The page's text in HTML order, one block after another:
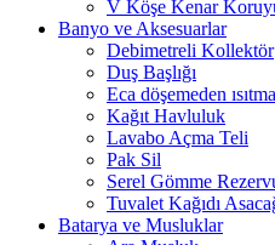
V Köşe Kenar
Banyo ve Aksesuarlar
Debimetreli Kollektör
Duş Başlığı
Eca döşemeden
Kağıt Havluluk
Lavabo Açma Teli
Pak Sil
Serel Gömme
Tuvalet Kağıdı
Batarya ve Musluklar